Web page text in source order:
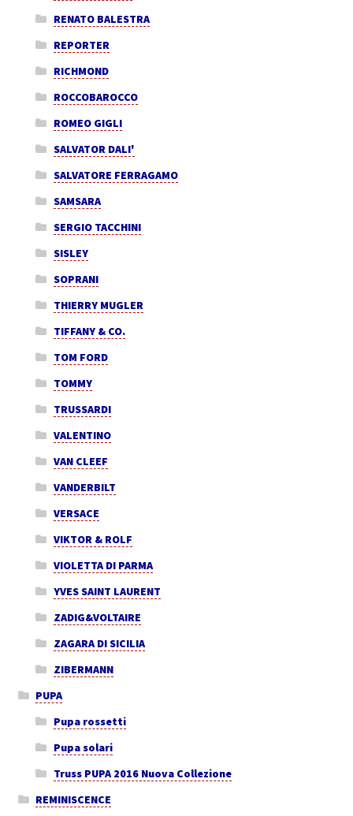
RENATO BALESTRA
REPORTER
RICHMOND
ROCCOBAROCCO
ROMEO GIGLI
SALVATOR DALI'
SALVATORE FERRAGAMO
SAMSARA
SERGIO TACCHINI
SISLEY
SOPRANI
THIERRY MUGLER
TIFFANY & CO.
TOM FORD
TOMMY
TRUSSARDI
VALENTINO
VAN CLEEF
VANDERBILT
VERSACE
VIKTOR & ROLF
VIOLETTA DI PARMA
YVES SAINT LAURENT
ZADIG&VOLTAIRE
ZAGARA DI SICILIA
ZIBERMANN
PUPA
Pupa rossetti
Pupa solari
Truss PUPA 2016 Nuova Collezione
REMINISCENCE